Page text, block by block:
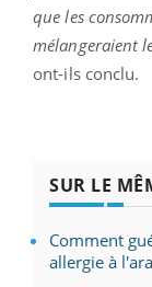
que les
mélangeraient
ont-ils conclu.
SUR LE
Comment
allergie à